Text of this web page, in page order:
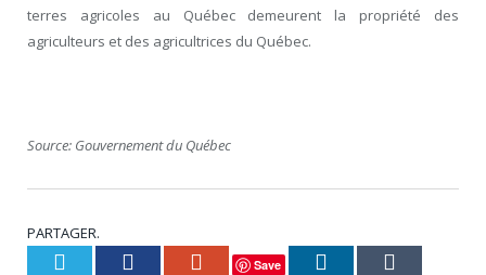
terres agricoles au Québec demeurent la propriété des
agriculteurs et des agricultrices du Québec.
Source: Gouvernement du Québec
PARTAGER.
Twitter Facebook Google+
Save LinkedIn